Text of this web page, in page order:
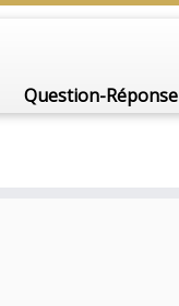
Question-Réponse